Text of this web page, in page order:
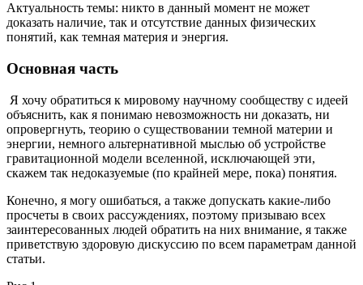
Актуальность темы: никто в данный момент не может
доказать наличие, так и отсутствие данных физических
понятий, как темная материя и энергия.
Основная часть
Я хочу обратиться к мировому научному сообществу с идеей
объяснить, как я понимаю невозможность ни доказать, ни
опровергнуть, теорию о существовании темной материи и
энергии, немного альтернативной мыслью об устройстве
гравитационной модели вселенной, исключающей эти,
скажем так недоказуемые (по крайней мере, пока) понятия.
Конечно, я могу ошибаться, а также допускать какие-либо
просчеты в своих рассуждениях, поэтому призываю всех
заинтересованных людей обратить на них внимание, я также
приветствую здоровую дискуссию по всем параметрам данной
статьи.